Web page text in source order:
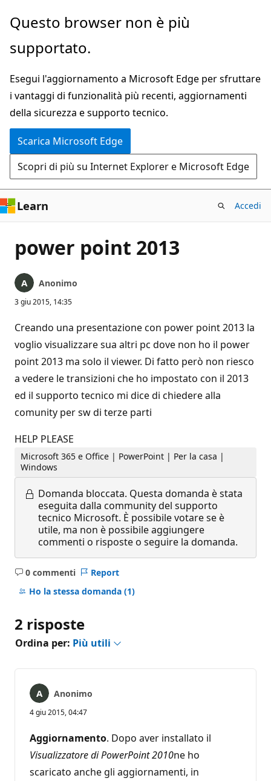
Ignora
passa
contenuto
principale
Questo browser non è più
supportato.
Esegui l'aggiornamento a Microsoft Edge per sfruttare
i vantaggi di funzionalità più recenti, aggiornamenti
della sicurezza e supporto tecnico.
Scarica Microsoft Edge
Scopri di più su Internet Explorer e Microsoft Edge
Learn Accedi
power point 2013
Anonimo
3 giu 2015, 14:35
Creando una presentazione con power point 2013 la
voglio visualizzare sua altri pc dove non ho il power
point 2013 ma solo il viewer. Di fatto però non riesco
a vedere le transizioni che ho impostato con il 2013
ed il supporto tecnico mi dice di chiedere alla
comunity per sw di terze parti
HELP PLEASE
Microsoft 365 e Office | PowerPoint | Per la casa |
Windows
Domanda bloccata. Questa domanda è stata
eseguita dalla community del supporto
tecnico Microsoft. È possibile votare se è
utile, ma non è possibile aggiungere
commenti o risposte o seguire la domanda.
0 commenti
Nessun
commento
Report
Ho la stessa domanda (1)
2 risposte
Ordina per: Più utili
Anonimo
4 giu 2015, 04:47
Aggiornamento. Dopo aver installato il
Visualizzatore di PowerPoint 2010ne ho
scaricato anche gli aggiornamenti, in